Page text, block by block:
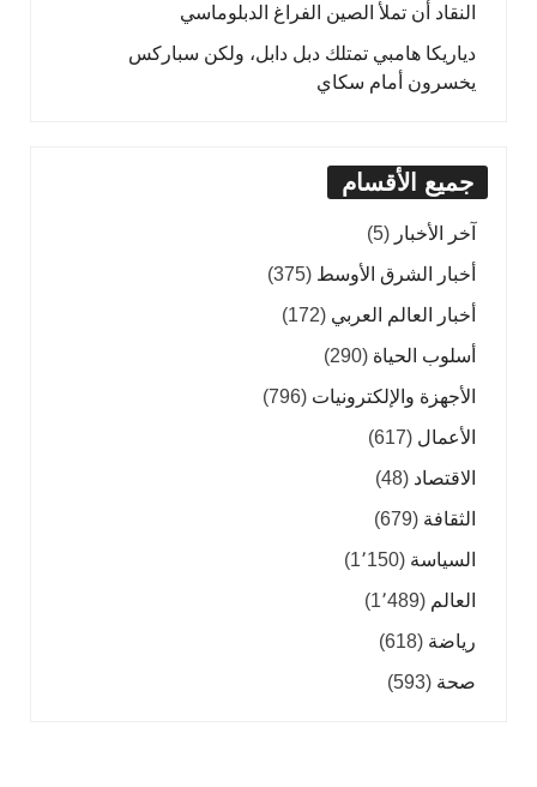
النقاد أن تملأ الصين الفراغ الدبلوماسي
دياريكا هامبي تمتلك دبل دابل، ولكن سباركس
يخسرون أمام سكاي
جميع الأقسام
آخر الأخبار (5)
أخبار الشرق الأوسط (375)
أخبار العالم العربي (172)
أسلوب الحياة (290)
الأجهزة والإلكترونيات (796)
الأعمال (617)
الاقتصاد (48)
الثقافة (679)
السياسة (1٬150)
العالم (1٬489)
رياضة (618)
صحة (593)